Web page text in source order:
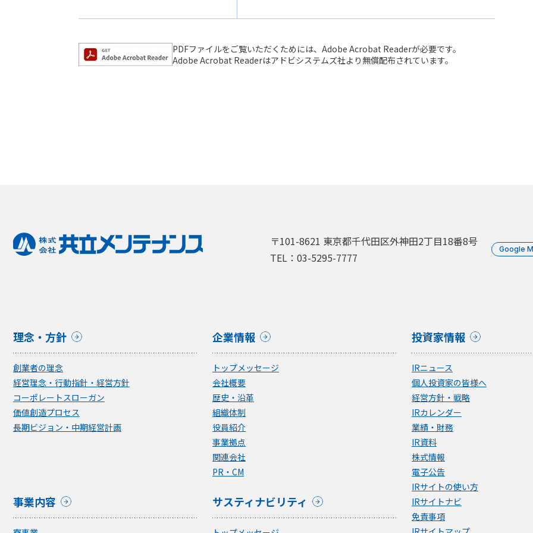
PDFファイルをご覧いただくためには、Adobe Acrobat Readerが必要です。
Adobe Acrobat Readerはアドビシステムズ社より無償配布されています。
〒101-8621 東京都千代田区外神田2丁目18番8号
TEL：03-5295-7777
Google
理念・方針
創業者の理念
経営理念・行動指針・経営方針
コーポレートスローガン
価値創造プロセス
長期ビジョン・中期経営計画
企業情報
トップメッセージ
会社概要
歴史・沿革
組織体制
役員紹介
事業拠点
関連会社
PR・CM
事業内容 サスティナビリティ
投資家情報
IRニュース
個人投資家の皆様へ
経営方針・戦略
IRカレンダー
業績・財務
IR資料
株式情報
電子公告
IRサイトの使い方
IRサイトナビ
免責事項